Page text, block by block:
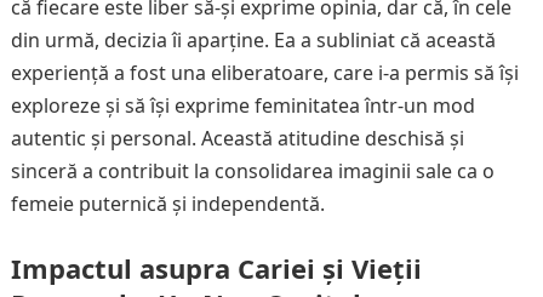
că fiecare este liber să-și exprime opinia, dar că, în cele
din urmă, decizia îi aparține. Ea a subliniat că această
experiență a fost una eliberatoare, care i-a permis să își
exploreze și să își exprime feminitatea într-un mod
autentic și personal. Această atitudine deschisă și
sinceră a contribuit la consolidarea imaginii sale ca o
femeie puternică și independentă.
Impactul asupra Cariei și Vieții